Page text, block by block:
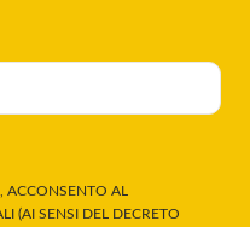
ACCONSENTO AL
(AI SENSI DEL DECRETO